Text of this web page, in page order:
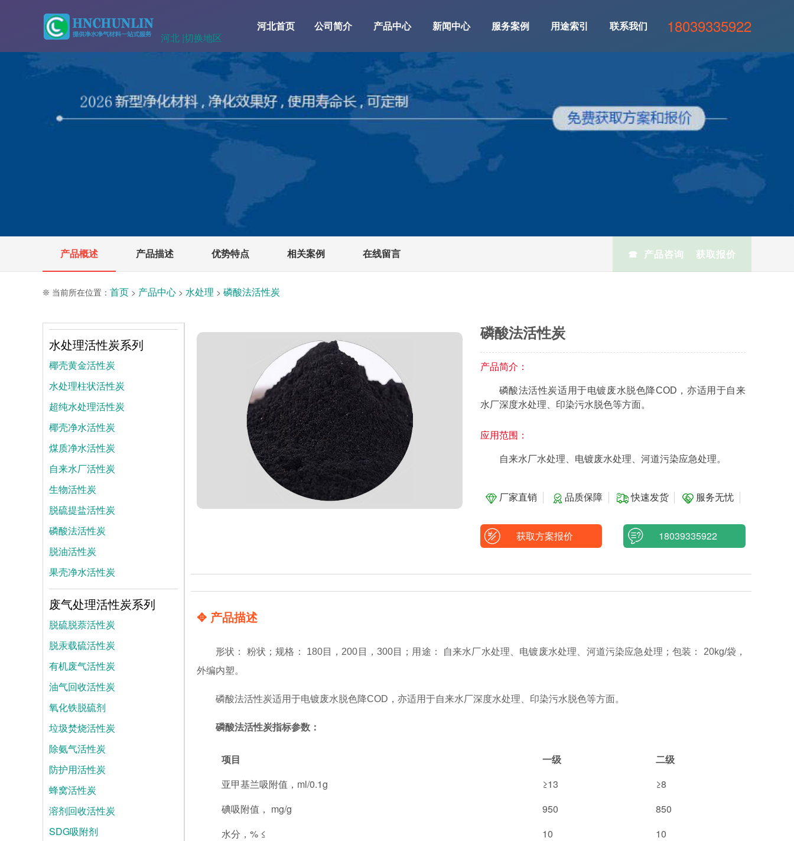
河北 |切换地区
河北首页 公司简介 产品中心 新闻中心 服务案例 用途索引 联系我们 18039335922
产品概述 产品描述 优势特点 相关案例 在线留言 ☎ 产品咨询 获取报价
❊ 当前所在位置： 首页 > 产品中心 > 水处理 > 磷酸法活性炭
磷酸法活性炭
产品简介：
磷酸法活性炭适用于电镀废水脱色降COD，亦适用于自来
水厂深度水处理、印染污水脱色等方面。
应用范围：
自来水厂水处理、电镀废水处理、河道污染应急处理。
厂家直销 品质保障 快速发货 服务无忧
获取方案报价 18039335922
✥ 产品描述
形状： 粉状；规格： 180目，200目，300目；用途： 自来水厂水处理、电镀废水处理、河道污染应急处理；包装： 20kg/袋，
外编内塑。
磷酸法活性炭适用于电镀废水脱色降COD，亦适用于自来水厂深度水处理、印染污水脱色等方面。
磷酸法活性炭指标参数：
项目 一级
二级
亚甲基兰吸附值，ml/0.1g
≥13
≥8
碘吸附值， mg/g
950
850
水分，% ≤
10
10
水处理活性炭系列
椰壳黄金活性炭
水处理柱状活性炭
超纯水处理活性炭
椰壳净水活性炭
煤质净水活性炭
自来水厂活性炭
生物活性炭
脱硫提盐活性炭
磷酸法活性炭
脱油活性炭
果壳净水活性炭
废气处理活性炭系列
脱硫脱萘活性炭
脱汞载硫活性炭
有机废气活性炭
油气回收活性炭
氧化铁脱硫剂
垃圾焚烧活性炭
除氨气活性炭
防护用活性炭
蜂窝活性炭
溶剂回收活性炭
SDG吸附剂